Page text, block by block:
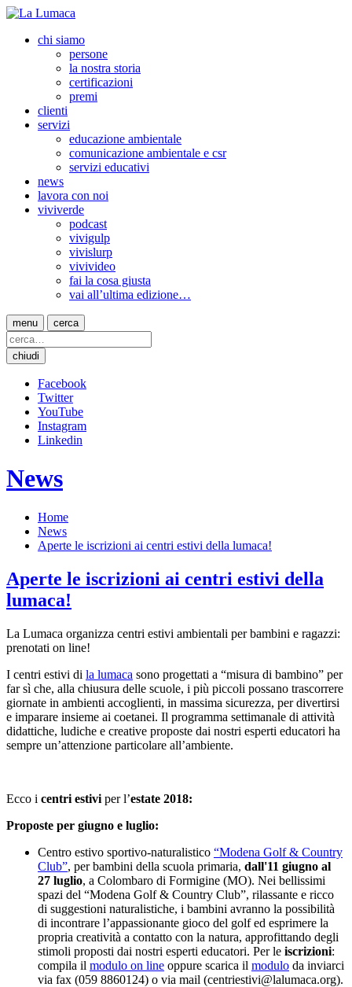
chi siamo
persone
la nostra storia
certificazioni
premi
clienti
servizi
educazione ambientale
comunicazione ambientale e csr
servizi educativi
news
lavora con noi
viviverde
podcast
vivigulp
vivislurp
vivivideo
fai la cosa giusta
vai all’ultima edizione…
menu cerca
chiudi
Facebook
Twitter
YouTube
Instagram
Linkedin
News
Home
News
Aperte le iscrizioni ai centri estivi della lumaca!
Aperte le iscrizioni ai centri estivi della
lumaca!
La Lumaca organizza centri estivi ambientali per bambini e ragazzi:
prenotati on line!
I centri estivi di la lumaca sono progettati a “misura di bambino” per
far sì che, alla chiusura delle scuole, i più piccoli possano trascorrere
giornate in ambienti accoglienti, in massima sicurezza, per divertirsi
e imparare insieme ai coetanei. Il programma settimanale di attività
didattiche, ludiche e creative proposte dai nostri esperti educatori ha
sempre un’attenzione particolare all’ambiente.
Ecco i centri estivi per l’estate 2018:
Proposte per giugno e luglio:
Centro estivo sportivo-naturalistico “Modena Golf & Country
Club”, per bambini della scuola primaria, dall'11 giugno al
27 luglio, a Colombaro di Formigine (MO). Nei bellissimi
spazi del “Modena Golf & Country Club”, rilassante e ricco
di suggestioni naturalistiche, i bambini avranno la possibilità
di incontrare l’appassionante gioco del golf ed esprimere la
propria creatività a contatto con la natura, approfittando degli
stimoli proposti dai nostri esperti educatori. Per le iscrizioni:
compila il modulo on line oppure scarica il modulo da inviarci
via fax (059 8860124) o via mail (centriestivi@lalumaca.org).